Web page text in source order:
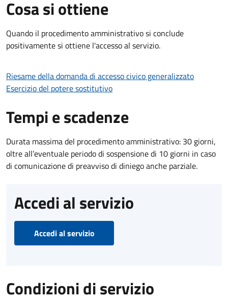
Cosa si ottiene
Quando il procedimento amministrativo si conclude
positivamente si ottiene l'accesso al servizio.
Riesame della domanda di accesso civico generalizzato
Esercizio del potere sostitutivo
Tempi e scadenze
Durata massima del procedimento amministrativo: 30 giorni,
oltre all’eventuale periodo di sospensione di 10 giorni in caso
di comunicazione di preavviso di diniego anche parziale.
Accedi al servizio
Accedi al servizio
Condizioni di servizio